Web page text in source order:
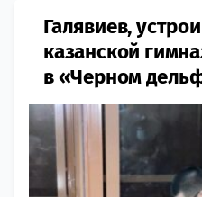
Галявиев,
казанской
в «Черном